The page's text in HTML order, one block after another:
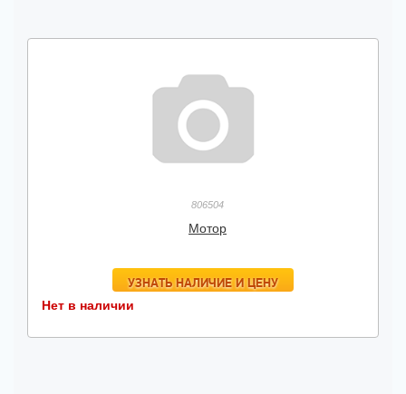
806504
Мотор
УЗНАТЬ НАЛИЧИЕ И ЦЕНУ
Нет в наличии